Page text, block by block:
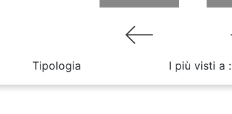
Tipologia I più visti a :